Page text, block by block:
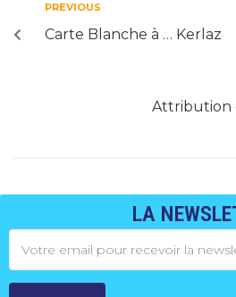
PREVIOUS
Carte Blanche à … Kerlaz
Attribution
LA